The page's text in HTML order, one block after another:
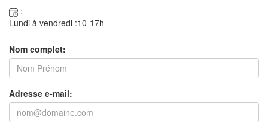
:
Lundi à vendredi :10-17h
Nom complet:
Adresse e-mail: